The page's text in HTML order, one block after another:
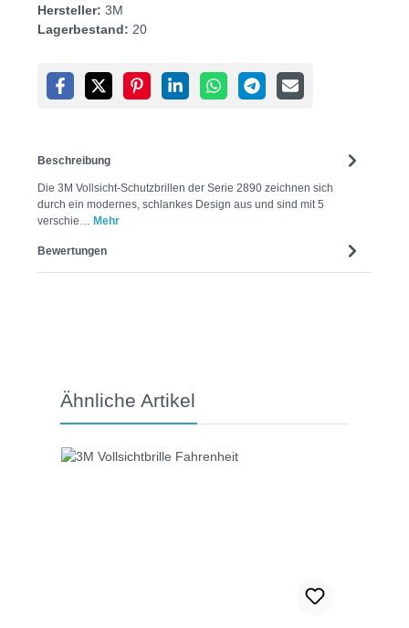
Hersteller: 3M
Lagerbestand: 20
Beschreibung
Die 3M Vollsicht-Schutzbrillen der Serie 2890 zeichnen sich
durch ein modernes, schlankes Design aus und sind mit 5
verschie… Mehr
Bewertungen
Produktgalerie überspringen
Ähnliche Artikel